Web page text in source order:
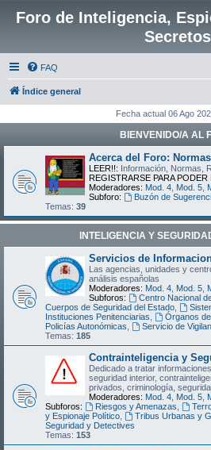
Foro de Inteligencia,
Secretos
FAQ
Índice general
Fecha actual 06 Ago
BIENVENIDO/A AL
Acerca del Foro:
LEER!!: Información, Normas,
REGISTRARSE PARA
Moderadores: Mod. 4 Mod. 5
Subforo:
Buzón de
Temas: 39
INTELIGENCIA Y
Servicios de
Las agencias, unidades y
análisis españolas
Moderadores: Mod. 4 Mod. 5
Subforos:
Centro Nacional
Cuerpos de Seguridad del Estado
Instituciones Penitenciarias
Órganos
Policías Autonómicas
Servicio de
Temas: 185
Contrainteligencia y
Dedicado a tratar
seguridad interior,
privados, criminología,
Moderadores: Mod. 4 Mod. 5
Subforos:
Riesgos y Amenazas
y Espionaje Político
Tribus Urbanas y
Seguridad y Detectives
Temas: 153